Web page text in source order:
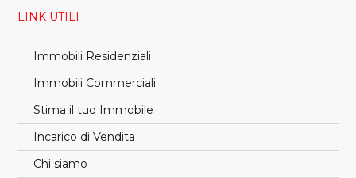
LINK UTILI
Immobili Residenziali
Immobili Commerciali
Stima il tuo Immobile
Incarico di Vendita
Chi siamo